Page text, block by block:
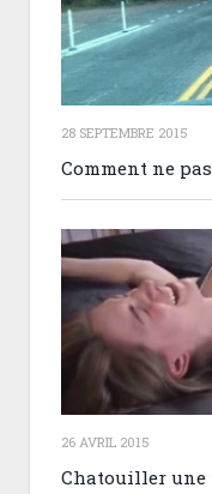
28 SEPTEMBRE 2015
Comment ne
26 AVRIL 2015
Chatouiller une